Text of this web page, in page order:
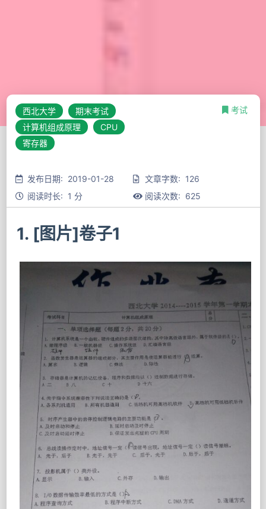
西北大学
期末考试
计算机组成原理
CPU
寄存器
考试
发布日期: 2019-01-28
文章字数: 126
阅读时长: 1 分
阅读次数: 625
1. [图片]卷子1